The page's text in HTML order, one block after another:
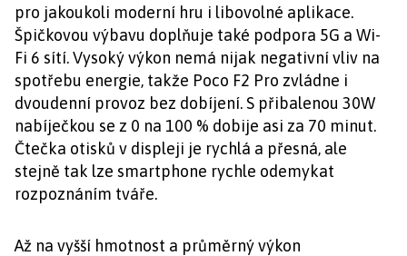
pro jakoukoli moderní hru i libovolné aplikace.
Špičkovou výbavu doplňuje také podpora 5G a Wi-
Fi 6 sítí. Vysoký výkon nemá nijak negativní vliv na
spotřebu energie, takže Poco F2 Pro zvládne i
dvoudenní provoz bez dobíjení. S přibalenou 30W
nabíječkou se z 0 na 100 % dobije asi za 70 minut.
Čtečka otisků v displeji je rychlá a přesná, ale
stejně tak lze smartphone rychle odemykat
rozpoznáním tváře.
Až na vyšší hmotnost a průměrný výkon